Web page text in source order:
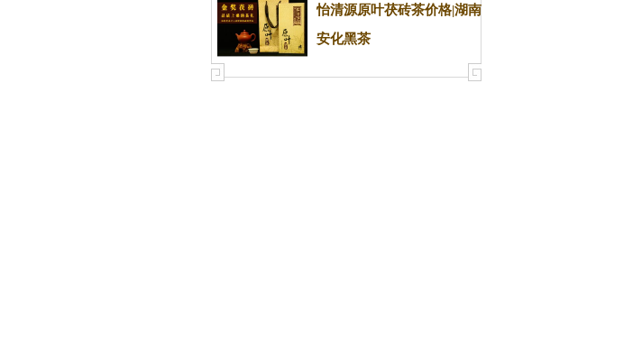
怡清源原叶茯砖茶价格|湖南
安化黑茶